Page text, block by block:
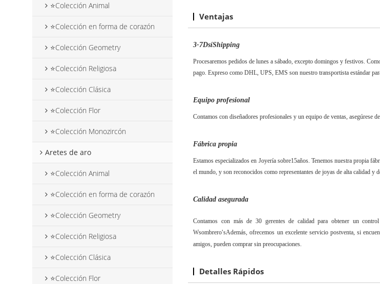
⭐Colección Animal
⭐Colección en forma de corazón
⭐Colección Geometry
⭐Colección Religiosa
⭐Colección Clásica
⭐Colección Flor
⭐Colección Monozircón
Aretes de aro
⭐Colección Animal
⭐Colección en forma de corazón
⭐Colección Geometry
⭐Colección Religiosa
⭐Colección Clásica
⭐Colección Flor
Ventajas
3-7DsíShipping
Procesaremos pedidos de lunes a sábado, excepto domingos y festivos.
pago. Expreso como DHL, UPS, EMS son nuestro transportista estándar
Equipo profesional
Contamos con diseñadores profesionales y un equipo de ventas, asegúrese
Fábrica propia
Estamos especializados en Joyería sobre15años. Tenemos nuestra propia
el mundo, y son reconocidos como representantes de joyas de alta calidad y
Calidad asegurada
Contamos con más de 30 gerentes de calidad para obtener un
Wsombrero'sAdemás, ofrecemos un excelente servicio postventa, si
amigos, pueden comprar sin preocupaciones.
Detalles Rápidos